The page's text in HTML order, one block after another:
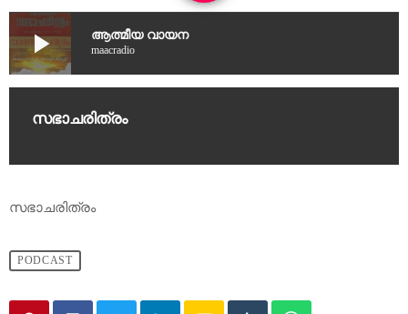
play_arrow ആത്മീയ വായന
maacradio
സഭാചരിത്രം
സഭാചരിത്രം
PODCAST